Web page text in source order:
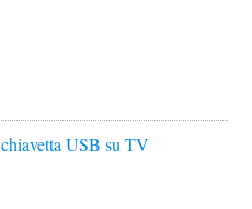
USB su TV